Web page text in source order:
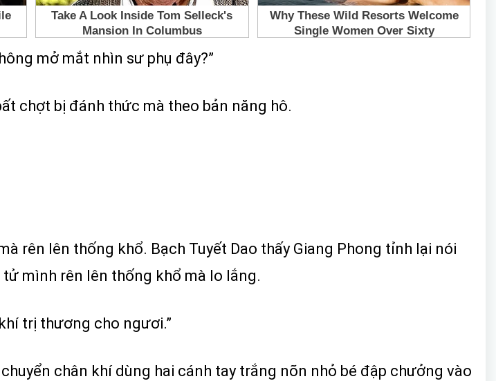
mở mắt nhìn sư phụ đây?”
chợt bị đánh thức mà theo bản năng hô.
rên lên thống khổ. Bạch Tuyết Dao thấy Giang Phong tỉnh lại nói
mình rên lên thống khổ mà lo lắng.
trị thương cho ngươi.”
chân khí dùng hai cánh tay trắng nõn nhỏ bé đập chưởng vào